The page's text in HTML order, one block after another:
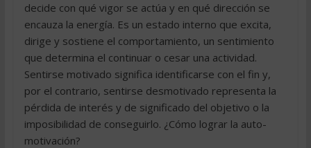
decide con qué vigor se actúa y en qué dirección se
encauza la energía. Es un estado interno que excita,
dirige y sostiene el comportamiento, un sentimiento
que determina el continuar o cesar una actividad.
Sentirse motivado significa identificarse con el fin y,
por el contrario, sentirse desmotivado representa la
pérdida de interés y de significado del objetivo o la
imposibilidad de conseguirlo. ¿Cómo lograr la auto-
motivación?